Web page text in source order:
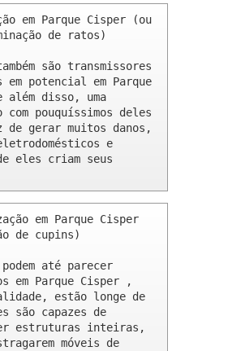
em Parque Cisper (ou
de ratos)
são transmissores
em potencial em Parque
além disso, uma
com pouquíssimos deles
de gerar muitos danos,
e
eles criam seus
em Parque Cisper
de cupins)
até parecer
em Parque Cisper ,
estão longe de
são capazes de
estruturas inteiras,
móveis de